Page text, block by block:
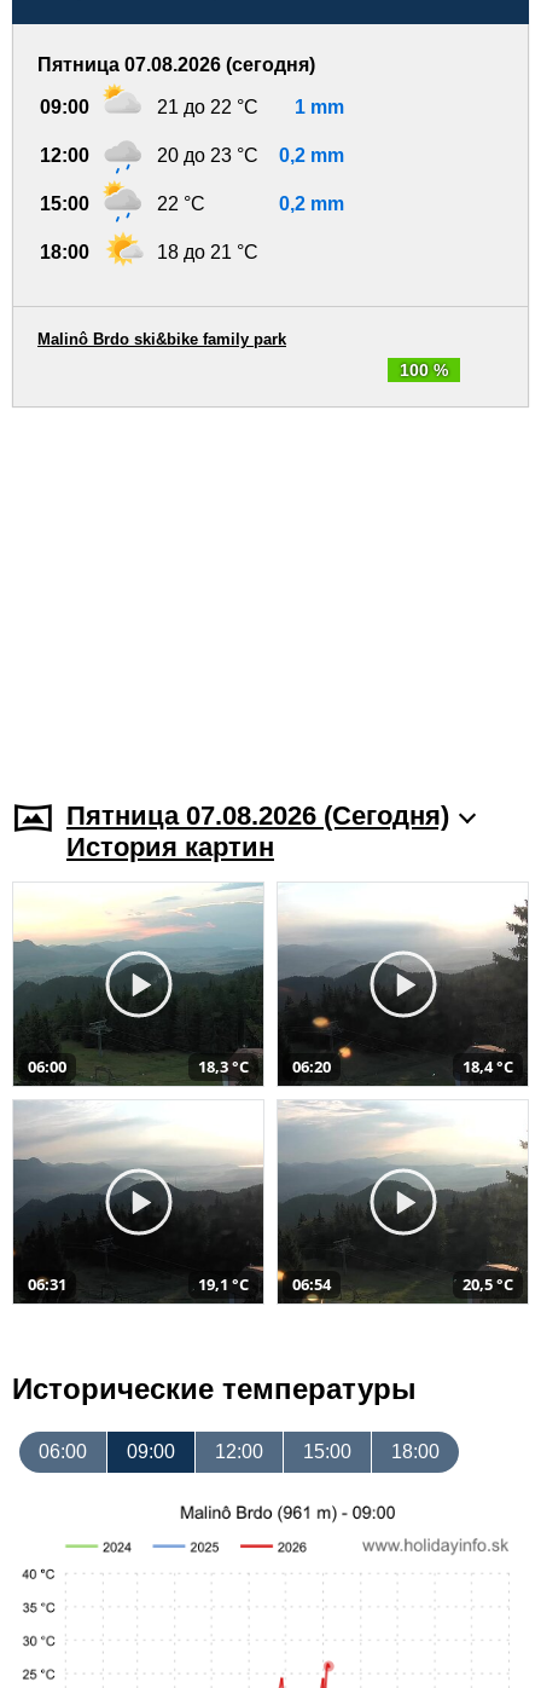
Пятница 07.08.2026 (сегодня)
09:00 21 до 22 °C 1 mm
12:00 20 до 23 °C 0,2 mm
15:00 22 °C 0,2 mm
18:00 18 до 21 °C
100 %
Malinô Brdo ski&bike family park
Пятница 07.08.2026 (Cегодня)
История картин
06:00 18,3 °C 06:20 18,4 °C
06:31 19,1 °C 06:54 20,5 °C
Исторические температуры
06:00 09:00 12:00 15:00 18:00